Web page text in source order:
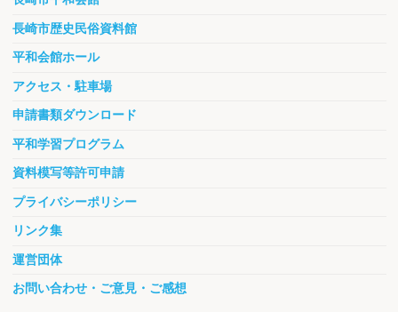
長崎市歴史民俗資料館
平和会館ホール
アクセス・駐車場
申請書類ダウンロード
平和学習プログラム
資料模写等許可申請
プライバシーポリシー
リンク集
運営団体
お問い合わせ・ご意見・ご感想